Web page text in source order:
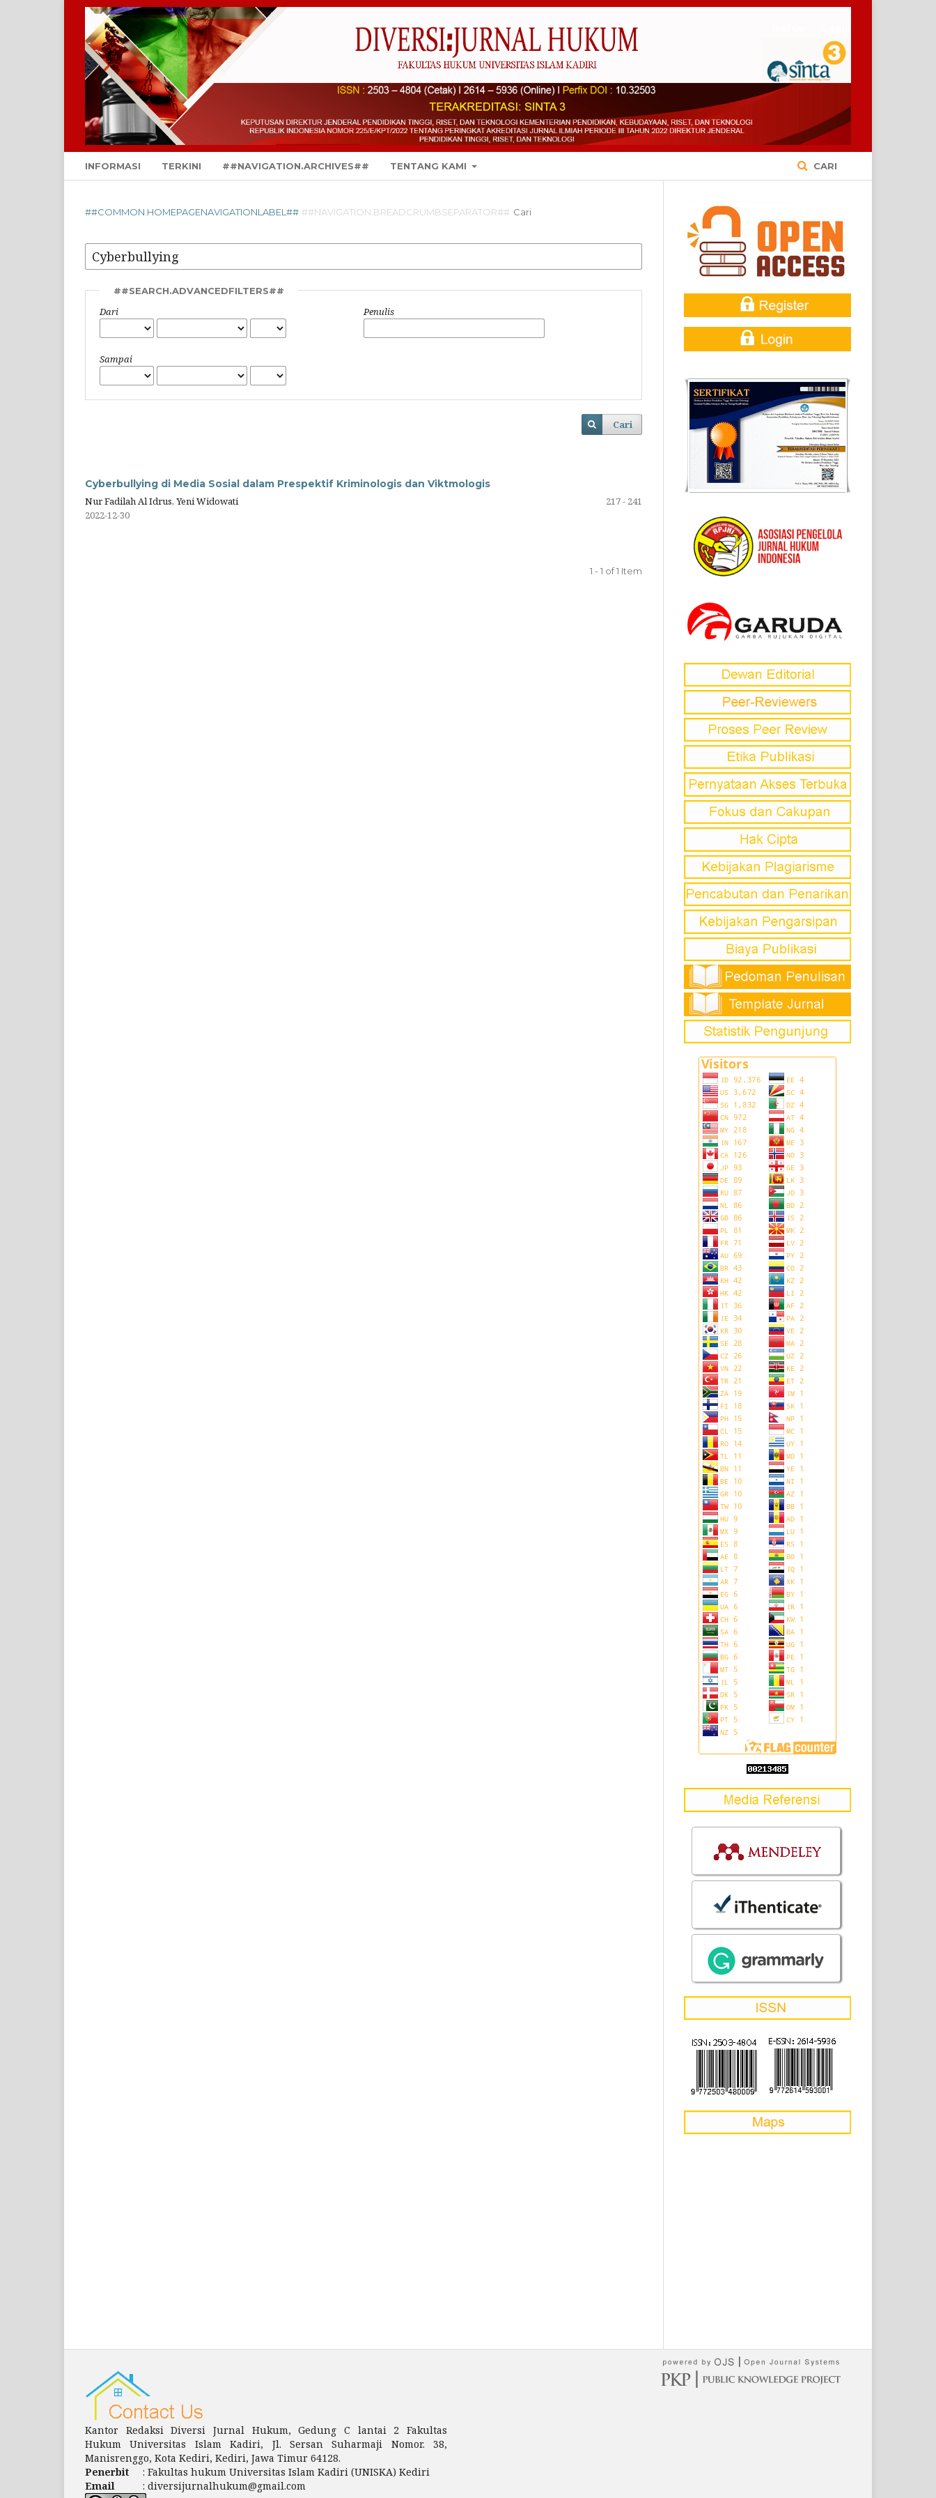
INFORMASI TERKINI ##NAVIGATION.ARCHIVES## TENTANG KAMI CARI
##COMMON.HOMEPAGENAVIGATIONLABEL## ##NAVIGATION.BREADCRUMBSEPARATOR## Cari
##SEARCH.ADVANCEDFILTERS##
Dari
Sampai
Penulis
Cari
Cyberbullying di Media Sosial dalam Prespektif Kriminologis dan Viktmologis
Nur Fadilah Al Idrus, Yeni Widowati
217 - 241
2022-12-30
1 - 1 of 1 Item
Kantor Redaksi Diversi Jurnal Hukum, Gedung C lantai 2 Fakultas
Hukum Universitas Islam Kadiri, Jl. Sersan Suharmaji Nomor. 38,
Manisrenggo, Kota Kediri, Kediri, Jawa Timur 64128.
Penerbit : Fakultas hukum Universitas Islam Kadiri (UNISKA) Kediri
Email
: diversijurnalhukum@gmail.com